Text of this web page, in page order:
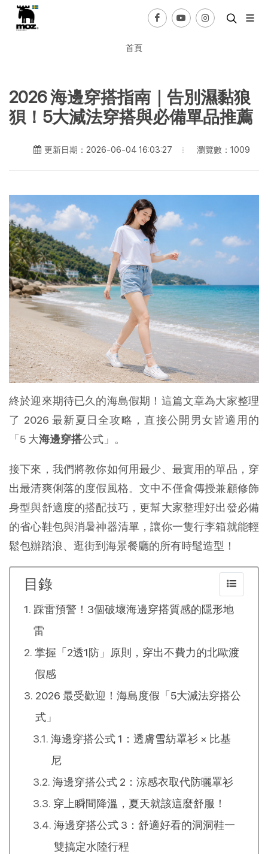
首頁
2026 海邊穿搭指南｜告別濕黏狼
狽！5大減法穿搭與必備單品推薦
更新日期：2026-06-04 16:03:27 瀏覽數：1009
終於迎來期待已久的海島假期！這篇文章為大家整理
了 2026 最新夏日全攻略，直接公開男女皆適用的
「5 大海邊穿搭公式」。
接下來，我們將教你如何用最少、最實用的單品，穿
出最清爽俐落的度假風格。文中不僅會傳授兼顧修飾
身型與舒適度的搭配技巧，更幫大家整理好出發必備
的省心鞋包與消暑神器清單，讓你一隻行李箱就能輕
鬆包辦踏浪、逛街到海景餐廳的所有時髦造型！
目錄
踩雷預警！3個破壞海邊穿搭質感的隱形地
雷
掌握「2透1防」原則，穿出不費力的北歐渡
假感
2026 最受歡迎！海島度假「5大減法穿搭公
式」
海邊穿搭公式 1：透膚雪紡罩衫 × 比基
尼
海邊穿搭公式 2：涼感衣取代防曬罩衫
穿上瞬間降溫，夏天就該這麼舒服！
海邊穿搭公式 3：舒適好看的洞洞鞋一
雙搞定水陸行程